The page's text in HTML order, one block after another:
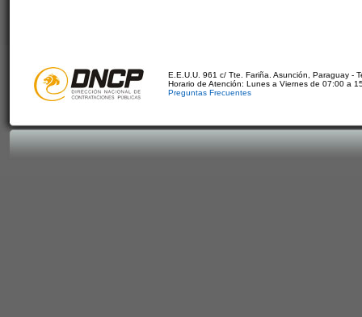
E.E.U.U. 961 c/ Tte. Fariña. Asunción, Paraguay -
Horario de Atención: Lunes a Viernes de 07:00 a
Preguntas Frecuentes